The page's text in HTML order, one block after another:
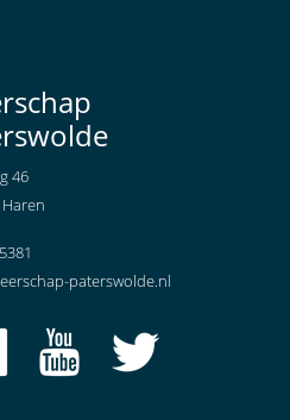
46
Haren
paterswolde.nl